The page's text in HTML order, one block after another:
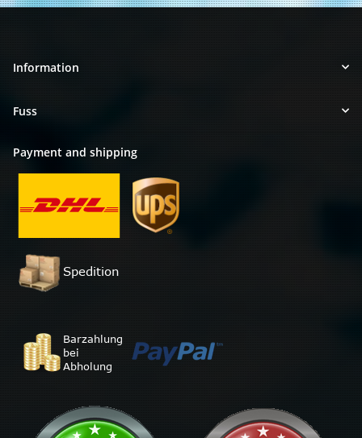
Information
Fuss
Payment and shipping